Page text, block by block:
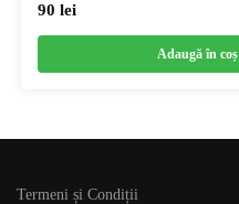
90 lei
Adaugă în coș
Termeni și Condiții